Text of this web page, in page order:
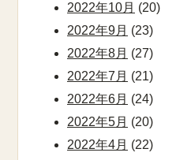
2022年10月 (20)
2022年9月 (23)
2022年8月 (27)
2022年7月 (21)
2022年6月 (24)
2022年5月 (20)
2022年4月 (22)